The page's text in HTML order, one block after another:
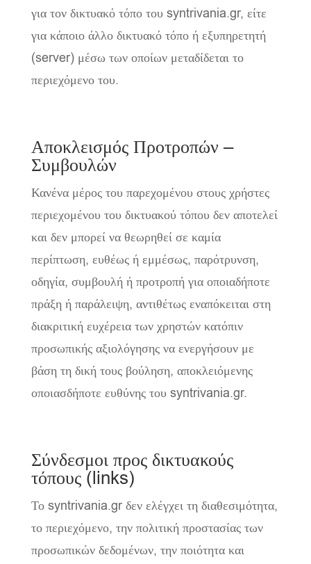
για τον δικτυακό τόπο του syntrivania.gr, είτε
για κάποιο άλλο δικτυακό τόπο ή εξυπηρετητή
(server) μέσω των οποίων μεταδίδεται το
περιεχόμενο του.
Αποκλεισμός Προτροπών –
Συμβουλών
Κανένα μέρος του παρεχομένου στους χρήστες
περιεχομένου του δικτυακού τόπου δεν αποτελεί
και δεν μπορεί να θεωρηθεί σε καμία
περίπτωση, ευθέως ή εμμέσως, παρότρυνση,
οδηγία, συμβουλή ή προτροπή για οποιαδήποτε
πράξη ή παράλειψη, αντιθέτως εναπόκειται στη
διακριτική ευχέρεια των χρηστών κατόπιν
προσωπικής αξιολόγησης να ενεργήσουν με
βάση τη δική τους βούληση, αποκλειόμενης
οποιασδήποτε ευθύνης του syntrivania.gr.
Σύνδεσμοι προς δικτυακούς
τόπους (links)
Το syntrivania.gr δεν ελέγχει τη διαθεσιμότητα,
το περιεχόμενο, την πολιτική προστασίας των
προσωπικών δεδομένων, την ποιότητα και